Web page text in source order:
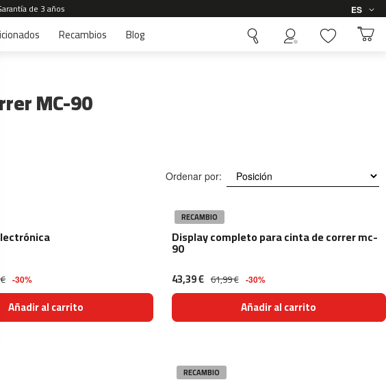
de 3 años Idioma
ES
Recambios Blog
MC-90
Ordenar por:
-30%
Añadir al carrito
RECAMBIO
Display completo para cinta de correr mc-
90
43,39 € 61,99 € -30%
Añadir al carrito
RECAMBIO